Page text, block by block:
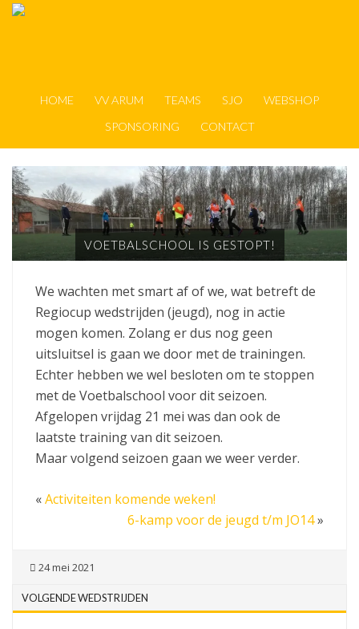
HOME VV ARUM TEAMS SJO
WEBSHOP
SPONSORING
CONTACT
VOETBALSCHOOL IS GESTOPT!
We wachten met smart af of we, wat betreft de
Regiocup wedstrijden (jeugd), nog in actie
mogen komen. Zolang er dus nog geen
uitsluitsel is gaan we door met de trainingen.
Echter hebben we wel besloten om te stoppen
met de Voetbalschool voor dit seizoen.
Afgelopen vrijdag 21 mei was dan ook de
laatste training van dit seizoen.
Maar volgend seizoen gaan we weer verder.
«Activiteiten komende weken!
6-kamp voor de jeugd t/m JO14»
24 mei 2021
VOLGENDE WEDSTRIJDEN